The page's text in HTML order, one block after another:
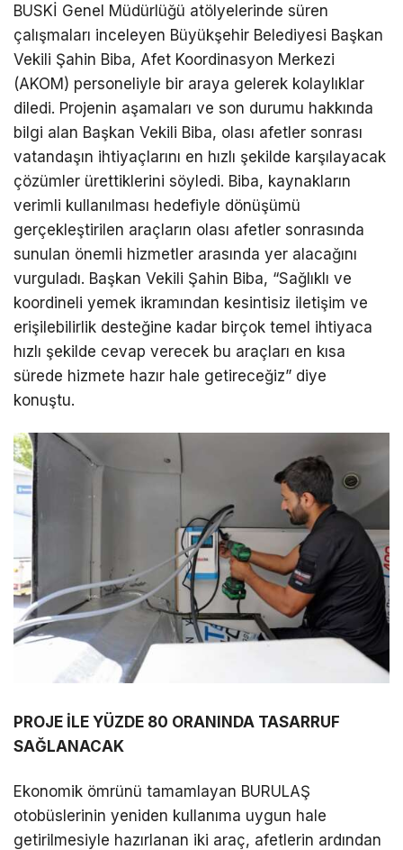
BUSKİ Genel Müdürlüğü atölyelerinde süren
çalışmaları inceleyen Büyükşehir Belediyesi Başkan
Vekili Şahin Biba, Afet Koordinasyon Merkezi
(AKOM) personeliyle bir araya gelerek kolaylıklar
diledi. Projenin aşamaları ve son durumu hakkında
bilgi alan Başkan Vekili Biba, olası afetler sonrası
vatandaşın ihtiyaçlarını en hızlı şekilde karşılayacak
çözümler ürettiklerini söyledi. Biba, kaynakların
verimli kullanılması hedefiyle dönüşümü
gerçekleştirilen araçların olası afetler sonrasında
sunulan önemli hizmetler arasında yer alacağını
vurguladı. Başkan Vekili Şahin Biba, “Sağlıklı ve
koordineli yemek ikramından kesintisiz iletişim ve
erişilebilirlik desteğine kadar birçok temel ihtiyaca
hızlı şekilde cevap verecek bu araçları en kısa
sürede hizmete hazır hale getireceğiz” diye
konuştu.
PROJE İLE YÜZDE 80 ORANINDA TASARRUF
SAĞLANACAK
Ekonomik ömrünü tamamlayan BURULAŞ
otobüslerinin yeniden kullanıma uygun hale
getirilmesiyle hazırlanan iki araç, afetlerin ardından